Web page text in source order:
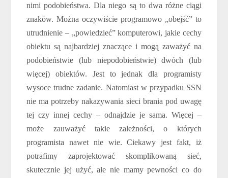
nimi podobieństwa. Dla niego są to dwa różne ciągi
znaków. Można oczywiście programowo „obejść” to
utrudnienie – „powiedzieć” komputerowi, jakie cechy
obiektu są najbardziej znaczące i mogą zaważyć na
podobieństwie (lub niepodobieństwie) dwóch (lub
więcej) obiektów. Jest to jednak dla programisty
wysoce trudne zadanie. Natomiast w przypadku SSN
nie ma potrzeby nakazywania sieci brania pod uwagę
tej czy innej cechy – odnajdzie je sama. Więcej –
może zauważyć takie zależności, o których
programista nawet nie wie. Ciekawy jest fakt, iż
potrafimy zaprojektować skomplikowaną sieć,
skutecznie jej użyć, ale nie mamy pewności co do